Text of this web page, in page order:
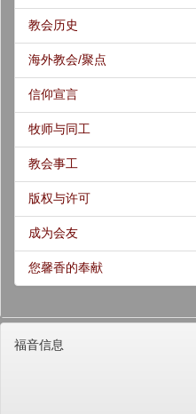
教会历史
海外教会/聚点
信仰宣言
牧师与同工
教会事工
版权与许可
成为会友
您馨香的奉献
福音信息